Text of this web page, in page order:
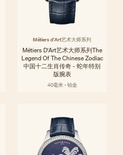
Métiers d'Art艺术大师系列
Métiers D'Art艺术大师系列The
Legend Of The Chinese Zodiac
中国十二生肖传奇 - 蛇年特别
版腕表
40毫米 - 铂金